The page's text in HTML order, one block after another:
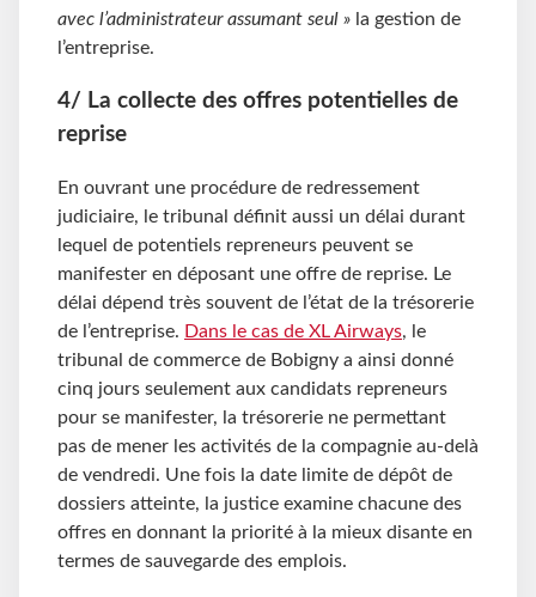
avec l’administrateur assumant seul » la gestion de
l’entreprise.
4/ La collecte des offres potentielles de
reprise
En ouvrant une procédure de redressement
judiciaire, le tribunal définit aussi un délai durant
lequel de potentiels repreneurs peuvent se
manifester en déposant une offre de reprise. Le
délai dépend très souvent de l’état de la trésorerie
de l’entreprise. Dans le cas de XL Airways, le
tribunal de commerce de Bobigny a ainsi donné
cinq jours seulement aux candidats repreneurs
pour se manifester, la trésorerie ne permettant
pas de mener les activités de la compagnie au-delà
de vendredi. Une fois la date limite de dépôt de
dossiers atteinte, la justice examine chacune des
offres en donnant la priorité à la mieux disante en
termes de sauvegarde des emplois.